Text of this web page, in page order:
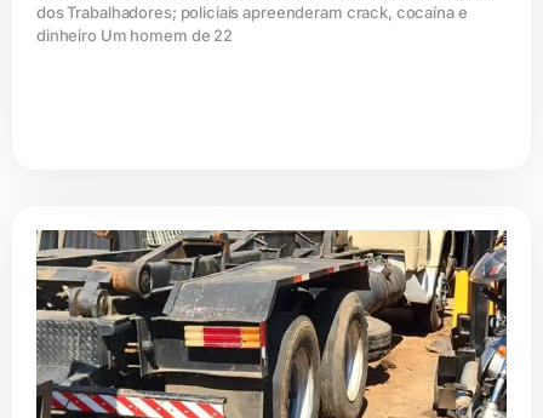
dos Trabalhadores; policiais apreenderam crack, cocaína e
dinheiro Um homem de 22